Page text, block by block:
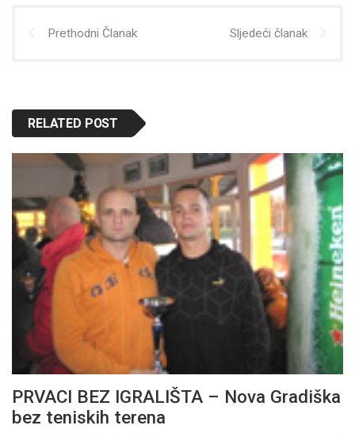
Prethodni Članak Sljedeći članak
RELATED POST
PRVACI BEZ IGRALIŠTA – Nova Gradiška
bez teniskih terena